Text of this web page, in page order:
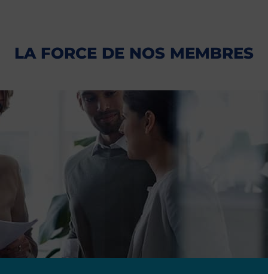
LA FORCE DE NOS MEMBRES